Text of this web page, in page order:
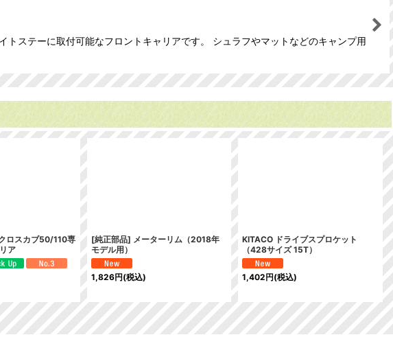
ステーに取付可能なフロントキャリアです。 シュラフやマットなどのキャンプ用
ロスカブ50/110専
ア
[純正部品] メーターリム（2018年
モデル用）
1,826円(税込)
KITACO ドライブスプロケット
（428サイズ 15T）
1,402円(税込)